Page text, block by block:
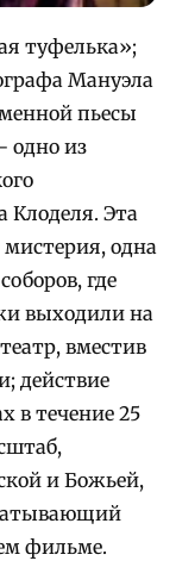
туфелька»;
Мануэла
пьесы
одно из
Клоделя. Эта
мистерия, одна
где
выходили на
вместив
действие
в течение 25
и Божьей,
фильме.